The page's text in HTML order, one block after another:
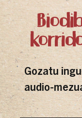
Gozatu
audio-